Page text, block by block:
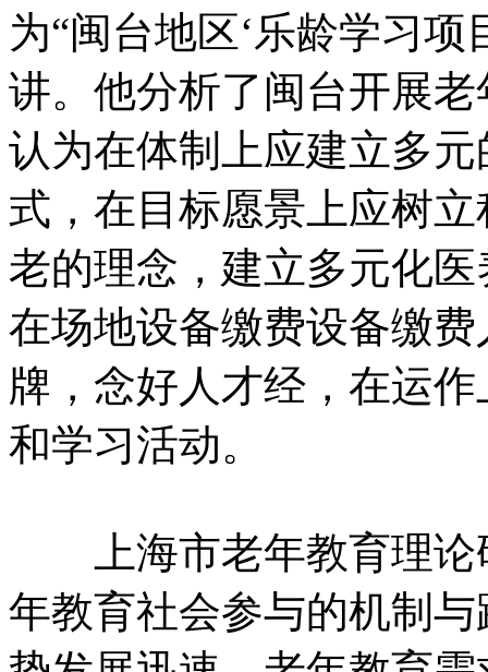
为“闽台地区‘乐龄学习
讲。他分析了闽台开展
认为在体制上应建立多
式，在目标愿景上应树
老的理念，建立多元化
在场地设备缴费设备缴
牌，念好人才经，在运
和学习活动。
上海市老年教育理论
年教育社会参与的机制